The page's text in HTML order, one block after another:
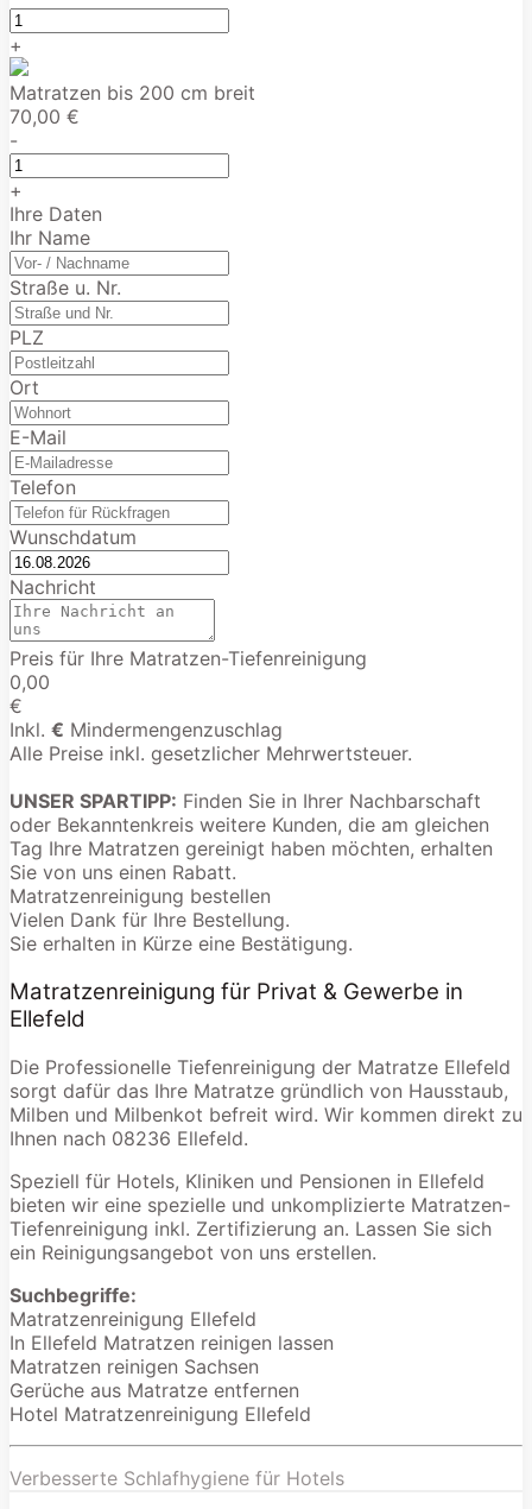
+
Matratzen bis 200 cm breit
70,00 €
-
+
Ihre Daten
Ihr Name
Straße u. Nr.
PLZ
Ort
E-Mail
Telefon
Wunschdatum
Nachricht
Preis für Ihre Matratzen-Tiefenreinigung
0,00
€
Inkl. € Mindermengenzuschlag
Alle Preise inkl. gesetzlicher Mehrwertsteuer.
UNSER SPARTIPP: Finden Sie in Ihrer Nachbarschaft
oder Bekanntenkreis weitere Kunden, die am gleichen
Tag Ihre Matratzen gereinigt haben möchten, erhalten
Sie von uns einen Rabatt.
Matratzenreinigung bestellen
Vielen Dank für Ihre Bestellung.
Sie erhalten in Kürze eine Bestätigung.
Matratzenreinigung für Privat & Gewerbe in
Ellefeld
Die Professionelle Tiefenreinigung der Matratze Ellefeld
sorgt dafür das Ihre Matratze gründlich von Hausstaub,
Milben und Milbenkot befreit wird. Wir kommen direkt zu
Ihnen nach 08236 Ellefeld.
Speziell für Hotels, Kliniken und Pensionen in Ellefeld
bieten wir eine spezielle und unkomplizierte Matratzen-
Tiefenreinigung inkl. Zertifizierung an. Lassen Sie sich
ein Reinigungsangebot von uns erstellen.
Suchbegriffe:
Matratzenreinigung Ellefeld
In Ellefeld Matratzen reinigen lassen
Matratzen reinigen Sachsen
Gerüche aus Matratze entfernen
Hotel Matratzenreinigung Ellefeld
Verbesserte Schlafhygiene für Hotels